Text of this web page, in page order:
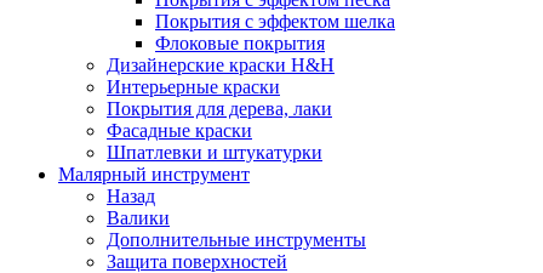
Покрытия с эффектом шелка
Флоковые покрытия
Дизайнерские краски H&H
Интерьерные краски
Покрытия для дерева, лаки
Фасадные краски
Шпатлевки и штукатурки
Малярный инструмент
Назад
Валики
Дополнительные инструменты
Защита поверхностей